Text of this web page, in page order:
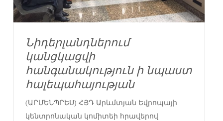
Նիդերլանդներում
կանցկացվի
հանգանակություն ի նպաստ
հալեպահայության
(ԱՐՄԵՆՊՐԵՍ) ՀՅԴ Արևմտյան Եվրոպայի
կենտրոնական կոմիտեի հրավերով